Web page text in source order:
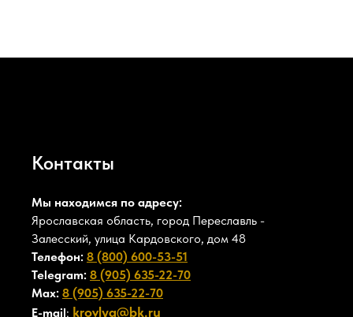
Контакты
Мы находимся по адресу:
Ярославская область, город Переславль -
Залесский, улица Кардовского, дом 48
Телефон: 8 (800) 600-53-51
Telegram: 8 (905) 635-22-70
Max: 8 (905) 635-22-70
E-mail: krovlya@bk.ru